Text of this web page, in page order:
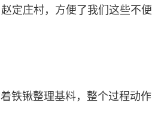
定庄村，方便了我们这些不便
铁锹整理基料，整个过程动作